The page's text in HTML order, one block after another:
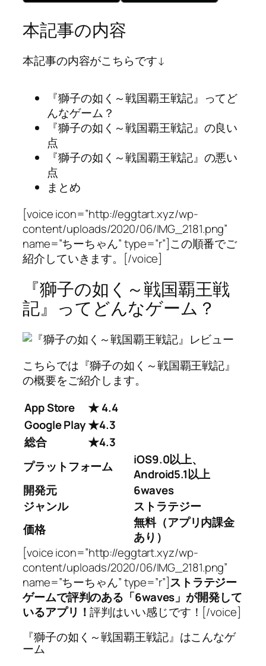
本記事の内容
本記事の内容がこちらです↓
『獅子の如く～戦国覇王戦記』ってど
んなゲーム？
『獅子の如く～戦国覇王戦記』の良い
点
『獅子の如く～戦国覇王戦記』の悪い
点
まとめ
[voice icon=”http://eggtart.xyz/wp-
content/uploads/2020/06/IMG_2181.png”
name=”ちーちゃん” type=”r”]この順番でご
紹介していきます。[/voice]
『獅子の如く～戦国覇王戦
記』ってどんなゲーム？
こちらでは『獅子の如く～戦国覇王戦記』
の概要をご紹介します。
App Store
★ 4.4
Google Play★4.3
総合
★4.3
プラットフォーム
iOS9.0以上、
Android5.1以上
開発元
6waves
ジャンル
ストラテジー
価格
無料（アプリ内課金
あり）
[voice icon=”http://eggtart.xyz/wp-
content/uploads/2020/06/IMG_2181.png”
name=”ちーちゃん” type=”r”]ストラテジー
ゲームで評判のある「6waves」が開発して
いるアプリ！評判はいい感じです！[/voice]
『獅子の如く～戦国覇王戦記』はこんなゲ
ーム